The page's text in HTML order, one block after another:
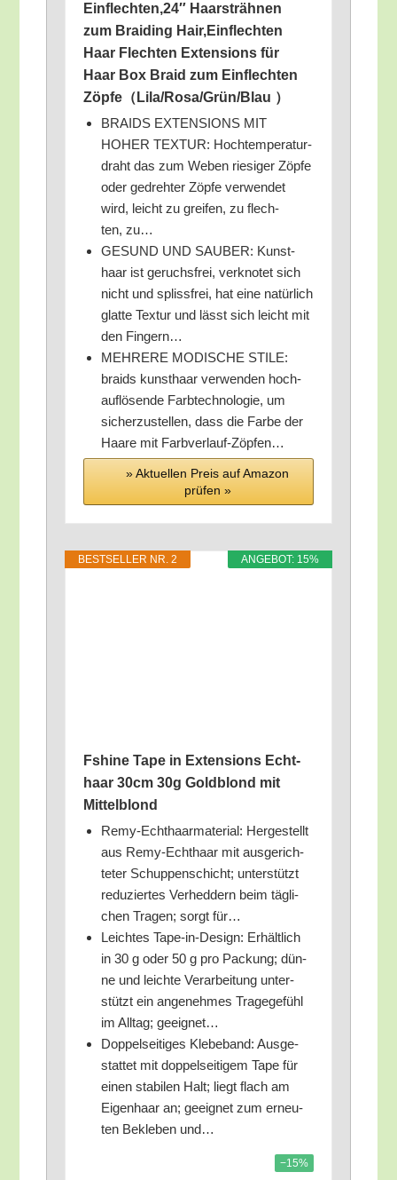
Einflechten,24″ Haar­sträh­nen
zum Brai­ding Hair,Einflechten
Haar Flech­ten Exten­si­ons für
Haar Box Braid zum Ein­flech­ten
Zöpfe（Lila/Rosa/Grün/Blau ）
BRAIDS EXTENSIONS MIT
HOHER TEXTUR: Hoch­tem­pe­ra­tur­
draht das zum Weben rie­si­ger Zöp­fe
oder gedreh­ter Zöp­fe ver­wen­det
wird, leicht zu grei­fen, zu flech­
ten, zu…
GESUND UND SAUBER: Kunst­
haar ist geruchs­frei, ver­kno­tet sich
nicht und splissfrei, hat eine natür­lich
glat­te Tex­tur und lässt sich leicht mit
den Fingern…
MEHRERE MODISCHE STILE:
braids kunst­haar ver­wen­den hoch­
auf­lö­sen­de Farb­tech­no­lo­gie, um
sicher­zu­stel­len, dass die Far­be der
Haa­re mit Farbverlauf-Zöpfen…
» Aktu­el­len Preis auf Ama­zon
prü­fen »
ANGE­BOT: 15%
BEST­SEL­LER NR. 2
Fshi­ne Tape in Exten­si­ons Echt­
haar 30cm 30g Gold­blond mit
Mittelblond
Remy-Echt­haar­ma­te­ri­al: Her­ge­stellt
aus Remy-Echt­haar mit aus­ge­rich­
te­ter Schup­pen­schicht; unter­stützt
redu­zier­tes Ver­hed­dern beim täg­li­
chen Tra­gen; sorgt für…
Leich­tes Tape-in-Design: Erhält­lich
in 30 g oder 50 g pro Packung; dün­
ne und leich­te Ver­ar­bei­tung unter­
stützt ein ange­neh­mes Tra­ge­ge­fühl
im All­tag; geeignet…
Dop­pel­sei­ti­ges Kle­be­band: Aus­ge­
stat­tet mit dop­pel­sei­ti­gem Tape für
einen sta­bi­len Halt; liegt flach am
Eigen­haar an; geeig­net zum erneu­
ten Bekle­ben und…
−15%